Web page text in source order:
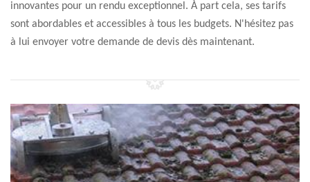
innovantes pour un rendu exceptionnel. À part cela, ses tarifs
sont abordables et accessibles à tous les budgets. N'hésitez pas
à lui envoyer votre demande de devis dès maintenant.